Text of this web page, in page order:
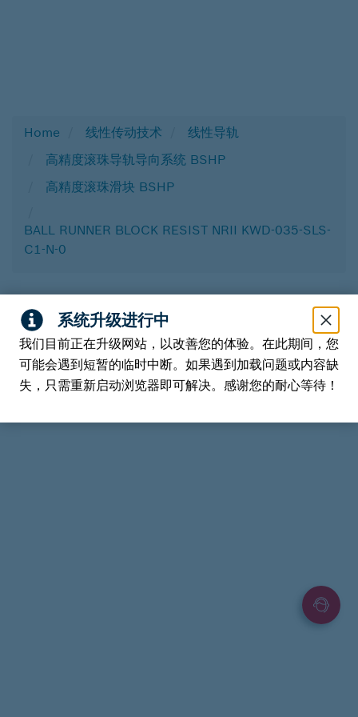
Home 线性传动技术
线性导轨
高精度滚珠导轨导向系统 BSHP
高精度滚珠滑块 BSHP
BALL RUNNER BLOCK RESIST NRII KWD-035-SLS-
C1-N-0
我们目前正在升级网站，以改善您的体验。在此期间，您
可能会遇到短暂的临时中断。如果遇到加载问题或内容缺
失，只需重新启动浏览器即可解决。感谢您的耐心等待！